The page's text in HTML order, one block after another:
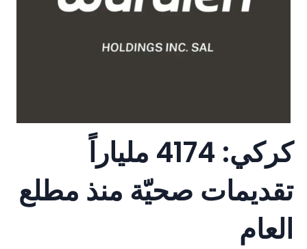
كركي: 4174 ملياراً
تقديمات صحيّة منذ مطلع
العام